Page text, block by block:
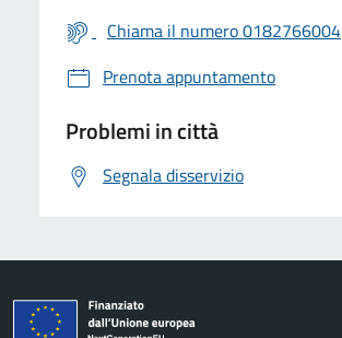
Chiama il numero 0182766004
Prenota appuntamento
Problemi in città
Segnala disservizio